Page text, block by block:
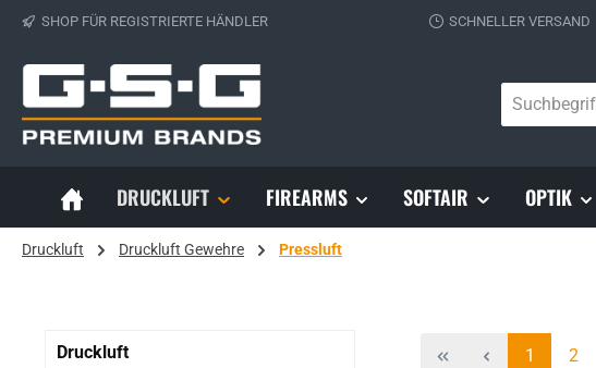
Hauptinhalt springen
Zur Suche springen
Zur Hauptnavigation springen
SHOP FÜR REGISTRIERTE HÄNDLER SCHNELLER VERSAND
DRUCKLUFT FIREARMS SOFTAIR OPTIK
Druckluft Druckluft Gewehre Pressluft
Druckluft Seite
1 Seite
2